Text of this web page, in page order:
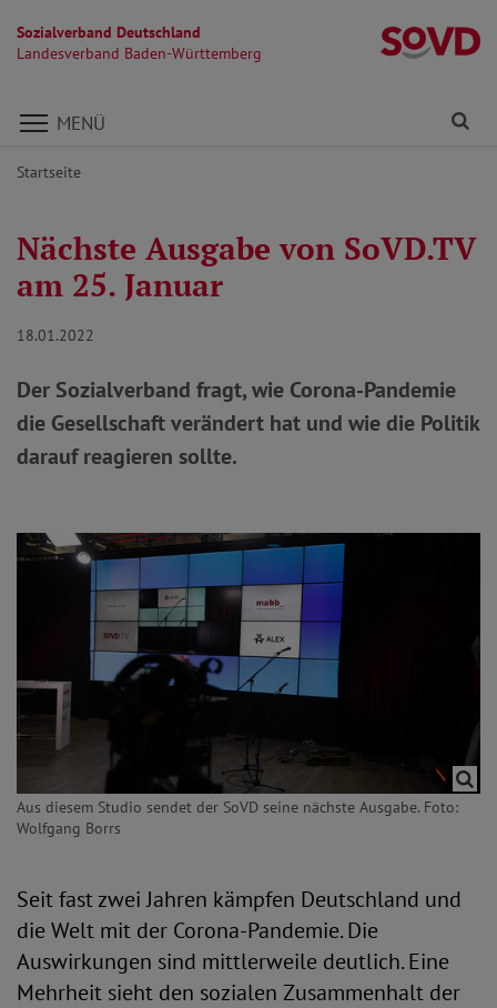
Sozialverband Deutschland
Landesverband Baden-Württemberg
Direkt zu den Inhalten springen
MENÜ
Startseite
Nächste Ausgabe von SoVD.TV
am 25. Januar
18.01.2022
Der Sozialverband fragt, wie Corona-Pandemie
die Gesellschaft verändert hat und wie die Politik
darauf reagieren sollte.
Aus diesem Studio sendet der SoVD seine nächste Ausgabe. Foto:
Wolfgang Borrs
Seit fast zwei Jahren kämpfen Deutschland und
die Welt mit der Corona-Pandemie. Die
Auswirkungen sind mittlerweile deutlich. Eine
Mehrheit sieht den sozialen Zusammenhalt der